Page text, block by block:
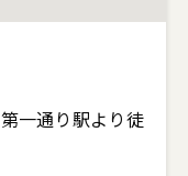
一通り駅より徒